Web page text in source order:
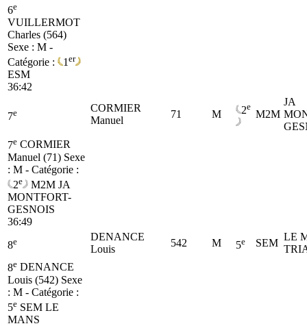
6e
VUILLERMOT
Charles (564)
Sexe : M -
Catégorie :
1 er
ESM
36:42
7e
CORMIER
Manuel
71 M 2e
M2M
JA
7e CORMIER
Manuel (71) Sexe
: M - Catégorie :
2e M2M JA
MONTFORT-
GESNOIS
36:49
8e
DENANCE
Louis
542 M 5e SEM
LE
8e DENANCE
Louis (542) Sexe
: M - Catégorie :
5e SEM LE
MANS